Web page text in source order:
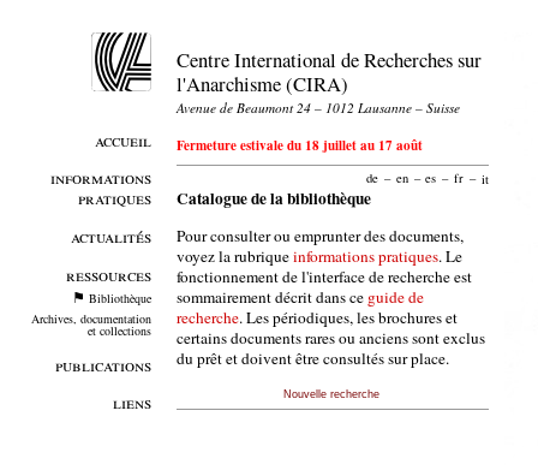
accueil
informations
pratiques
actualités
ressources
Bibliothèque
Archives, documentation
et collections
publications
liens
Centre International de Recherches sur
l'Anarchisme (CIRA)
Avenue de Beaumont 24 – 1012 Lausanne – Suisse
Fermeture estivale du 18 juillet au 17 août
de – en – es – fr – it
Catalogue de la bibliothèque
Pour consulter ou emprunter des documents,
voyez la rubriqueinformations pratiques. Le
fonctionnement de l'interface de recherche est
sommairement décrit dans ce guide de
recherche. Les périodiques, les brochures et
certains documents rares ou anciens sont exclus
du prêt et doivent être consultés sur place.
Nouvelle recherche